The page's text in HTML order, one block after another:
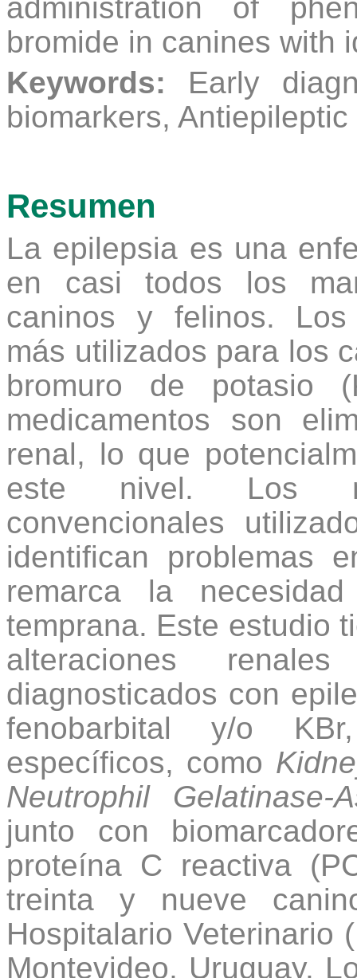
administration of
bromide in canines with
Keywords: Early
biomarkers,
Resumen
La epilepsia es una
en casi todos los
caninos y felinos. Los
más utilizados para los
bromuro de potasio
medicamentos son
renal, lo que
este nivel. Los
convencionales
identifican problemas
remarca la
temprana. Este estudio
alteraciones
diagnosticados con
fenobarbital y/o
específicos, como
Neutrophil Gelatinase-
junto con
proteína C reactiva
treinta y nueve
Hospitalario Veterinario
Montevideo, Uruguay.